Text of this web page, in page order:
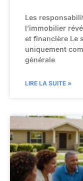
Les
l’immobilier
et financière Le
uniquement
générale
LIRE LA SUITE »